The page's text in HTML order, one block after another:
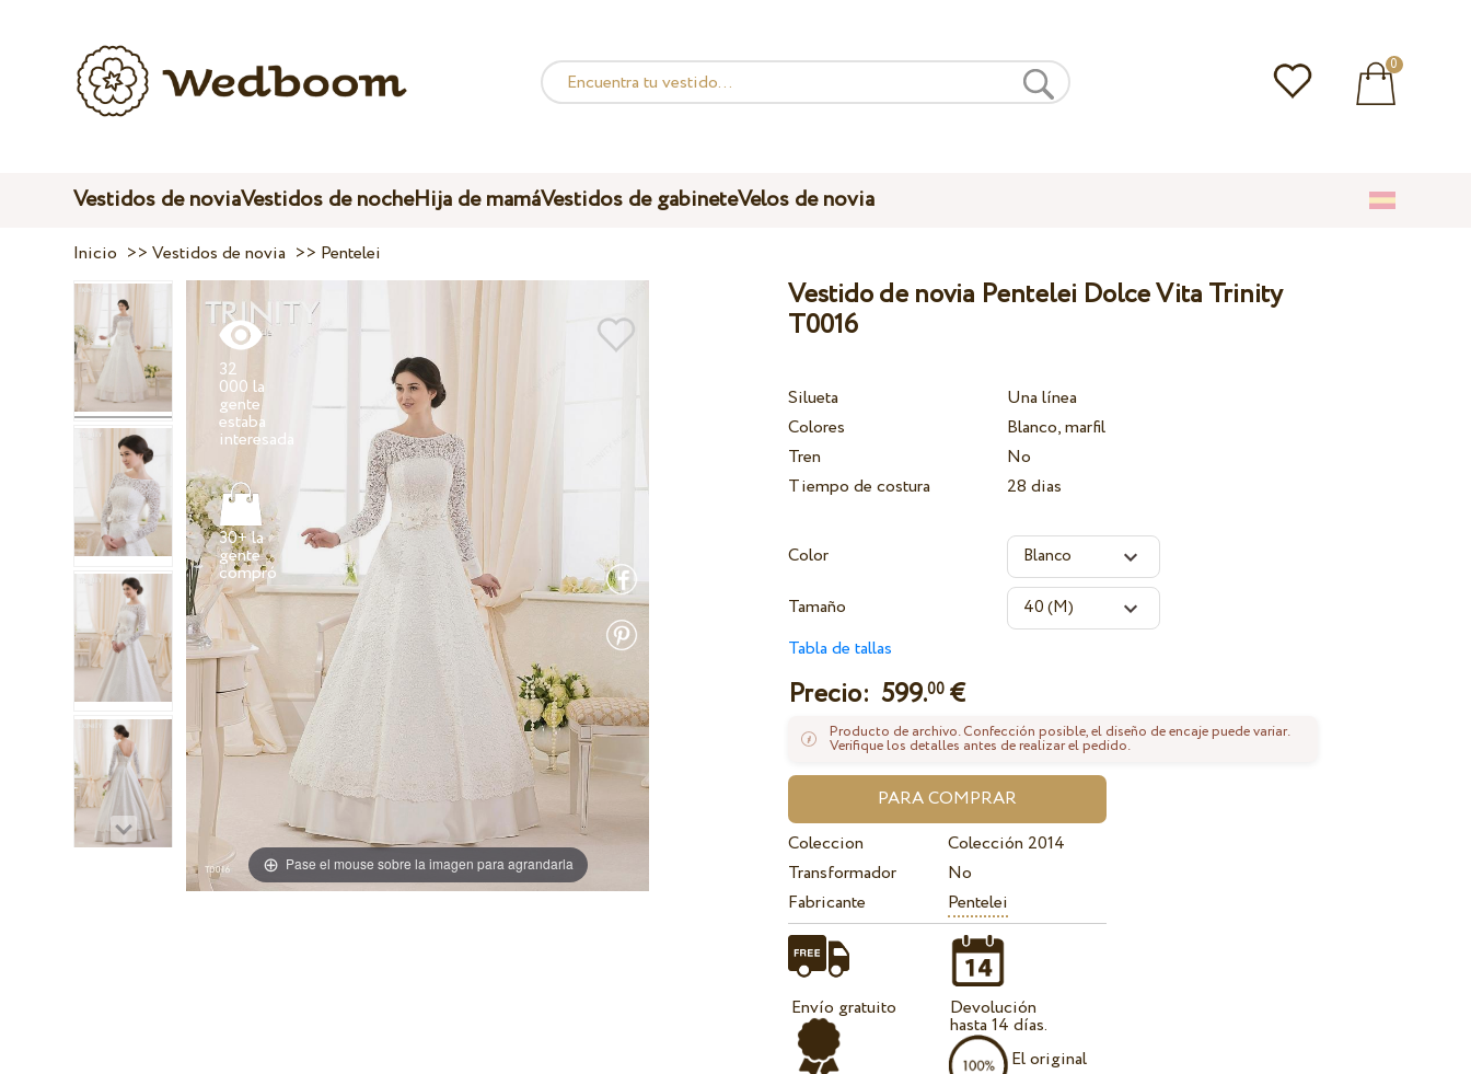
0
Vestidos de noviaVestidos de nocheHija de mamáVestidos de gabineteVelos de novia
Inicio >>Vestidos de novia >> Pentelei
Pase el mouse sobre la imagen para agrandarla
32
000 la
gente
estaba
30+ la
gente
Vestido de novia Pentelei Dolce Vita Trinity
T0016
Silueta
Una línea
Colores
Blanco, marfil
Tren
No
Tiempo de costura
28 dias
Color
Tamaño
Tabla de tallas
Precio: 599.00 €
Producto de archivo. Confección posible, el diseño de encaje puede variar.
Verifique los detalles antes de realizar el pedido.
Coleccion
Colección 2014
Transformador
No
Fabricante
Pentelei
Envío gratuito Devolución
hasta 14 días.
El original